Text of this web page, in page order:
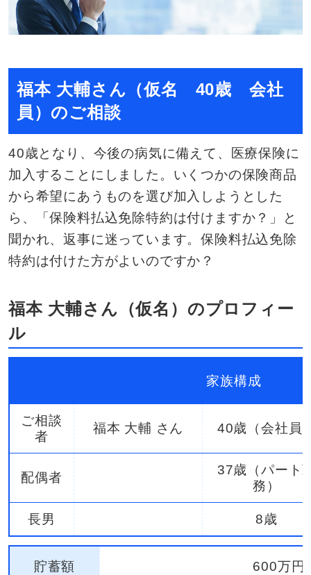
福本 大輔さん（仮名 40歳 会社
員）のご相談
40歳となり、今後の病気に備えて、医療保険に
加入することにしました。いくつかの保険商品
から希望にあうものを選び加入しようとした
ら、「保険料払込免除特約は付けますか？」と
聞かれ、返事に迷っています。保険料払込免除
特約は付けた方がよいのですか？
福本 大輔さん（仮名）のプロフィー
ル
家族構成
ご相談
者
福本 大輔 さん 40歳（会社員
配偶者
37歳（パート
務）
長男 8歳
貯蓄額 600万円